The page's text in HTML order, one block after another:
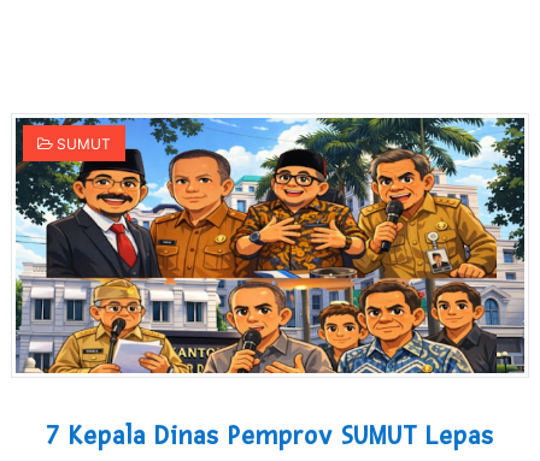
Bobby Nasution Fokus Infrastruktur Daerah saat
Dukcapil SBB Layani Perubahan Akta Lama Menjadi
Kompol Pieter Fredy Matahelumual Resmi Jadi
SUMUT
7 Kepala Dinas Pemprov SUMUT Lepas